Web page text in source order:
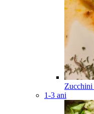
1-3 ani